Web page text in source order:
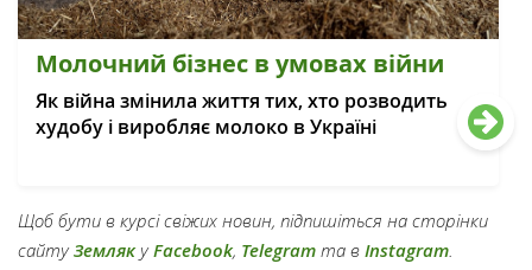
Молочний бізнес в умовах війни
Як війна змінила життя тих, хто розводить
худобу і виробляє молоко в Україні
Щоб бути в курсі свіжих новин, підпишіться на сторінки
сайтуЗемлякуFacebook, Telegram та в Instagram.